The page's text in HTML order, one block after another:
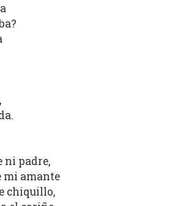
padre,
mi amante
chiquillo,